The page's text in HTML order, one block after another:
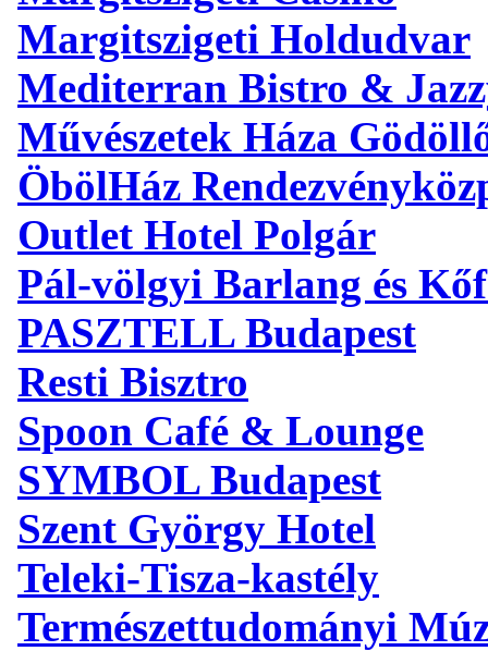
Margitszigeti Holdudvar
Mediterran Bistro &
Művészetek Háza
ÖbölHáz
Outlet Hotel Polgár
Pál-völgyi Barlang és
PASZTELL Budapest
Resti Bisztro
Spoon Café & Lounge
SYMBOL Budapest
Szent György Hotel
Teleki-Tisza-kastély
Természettudományi